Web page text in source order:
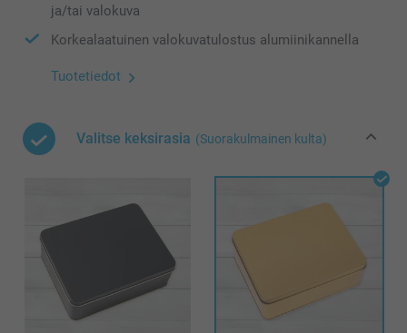
ja/tai valokuva
Korkealaatuinen valokuvatulostus alumiinikannella
Tuotetiedot
Valitse keksirasia (Suorakulmainen kulta)